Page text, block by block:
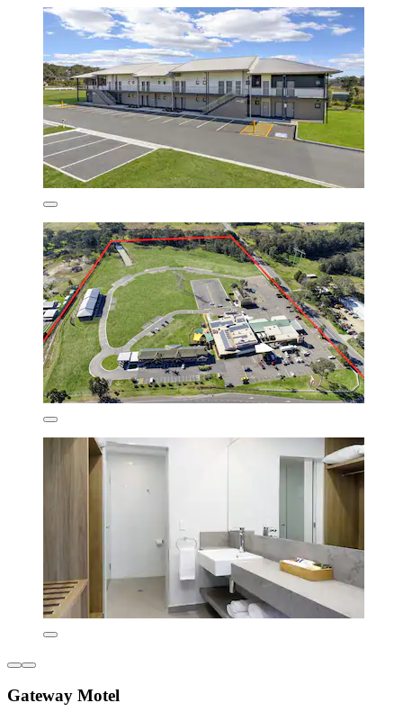
Gateway Motel